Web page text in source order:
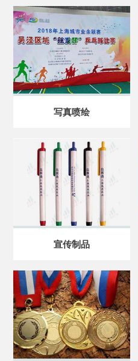
写真喷绘
宣传制品